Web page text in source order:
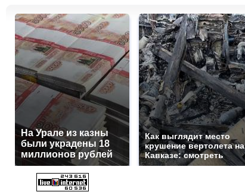
На Урале из казны
были украдены 18
миллионов рублей
Как выглядит место
крушение вертолета на
Кавказе: смотреть